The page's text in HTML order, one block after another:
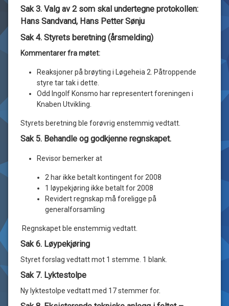
Sak 3. Valg av 2 som skal undertegne protokollen:
Hans Sandvand, Hans Petter Sønju
Sak 4. Styrets beretning (årsmelding)
Kommentarer fra møtet:
Reaksjoner på brøyting i Løgeheia 2. Påtroppende
styre tar tak i dette.
Odd Ingolf Konsmo har representert foreningen i
Knaben Utvikling.
Styrets beretning ble forøvrig enstemmig vedtatt.
Sak 5. Behandle og godkjenne regnskapet.
Revisor bemerker at
2 har ikke betalt kontingent for 2008
1 løypekjøring ikke betalt for 2008
Revidert regnskap må foreligge på
generalforsamling
Regnskapet ble enstemmig vedtatt.
Sak 6. Løypekjøring
Styret forslag vedtatt mot 1 stemme. 1 blank.
Sak 7. Lyktestolpe
Ny lyktestolpe vedtatt med 17 stemmer for.